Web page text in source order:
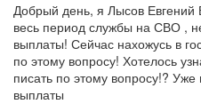
Добрый день, я Лысов Евгений
весь период службы на СВО ,
выплаты! Сейчас нахожусь в
по этому вопросу! Хотелось
писать по этому вопросу!?
выплаты